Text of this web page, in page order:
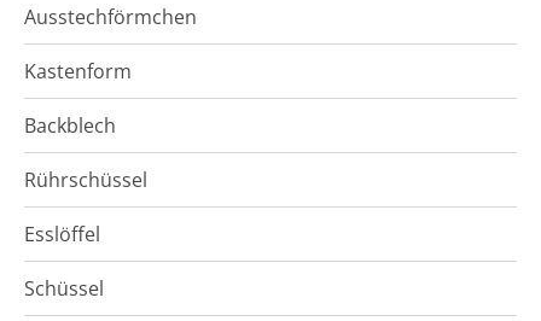
Ausstechförmchen
Kastenform
Backblech
Rührschüssel
Esslöffel
Schüssel